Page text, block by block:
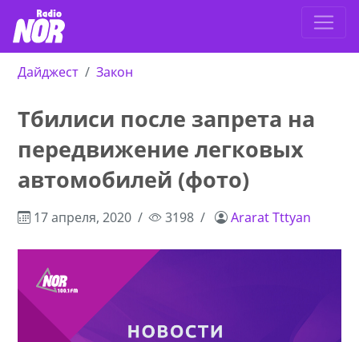
Дайджест Закон
Тбилиси после запрета на
передвижение легковых
автомобилей (фото)
17 апреля, 2020 3198 Ararat Tttyan